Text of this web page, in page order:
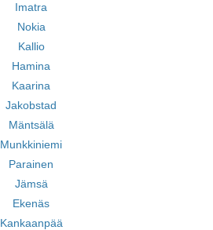
Imatra
Nokia
Kallio
Hamina
Kaarina
Jakobstad
Mäntsälä
Munkkiniemi
Parainen
Jämsä
Ekenäs
Kankaanpää